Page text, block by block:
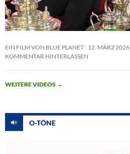
EIN FILM VON BLUE PLANET 12. MÄRZ 2026
KOMMENTAR HINTERLASSEN
WEITERE VIDEOS →
O-TÖNE